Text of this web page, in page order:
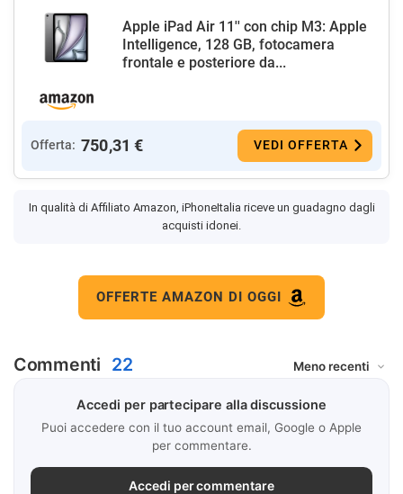
Apple iPad Air 11'' con chip M3: Apple
Intelligence, 128 GB, fotocamera
frontale e posteriore da...
Offerta: 750,31 € VEDI OFFERTA
In qualità di Affiliato Amazon, iPhoneItalia riceve un guadagno dagli
acquisti idonei.
OFFERTE AMAZON DI OGGI
Commenti 22
Accedi per partecipare alla discussione
Puoi accedere con il tuo account email, Google o Apple
per commentare.
Accedi per commentare